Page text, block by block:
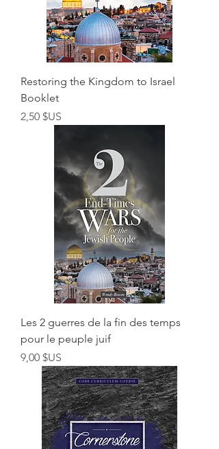
Restoring the Kingdom to Israel
Booklet
Prix
2,50 $US
Les 2 guerres de la fin des temps
pour le peuple juif
Prix
9,00 $US